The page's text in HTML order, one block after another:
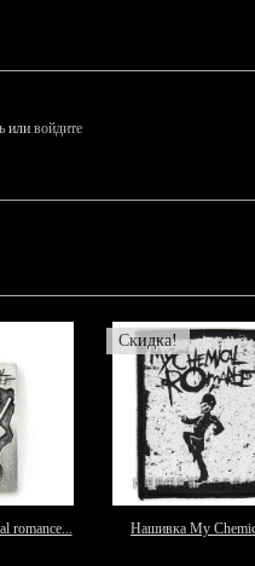
или войдите
romance...
Скидка!
Нашивка My